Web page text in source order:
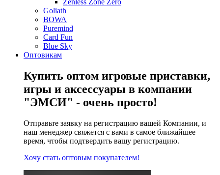
Goliath
BOWA
Puremind
Card Fun
Blue Sky
Оптовикам
Купить оптом игровые приставки,
игры и аксессуары в компании
"ЭМСИ" - очень просто!
Отправьте заявку на регистрацию вашей Компании, и
наш менеджер свяжется с вами в самое ближайшее
время, чтобы подтвердить вашу регистрацию.
Хочу стать оптовым покупателем!